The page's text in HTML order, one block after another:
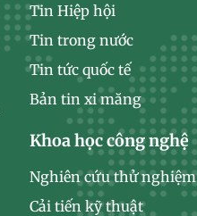
Tin Hiệp hội
Tin trong nước
Tin tức quốc tế
Bản tin xi măng
Khoa học công nghệ
Nghiên cứu thử nghiệm
Cải tiến kỹ thuật